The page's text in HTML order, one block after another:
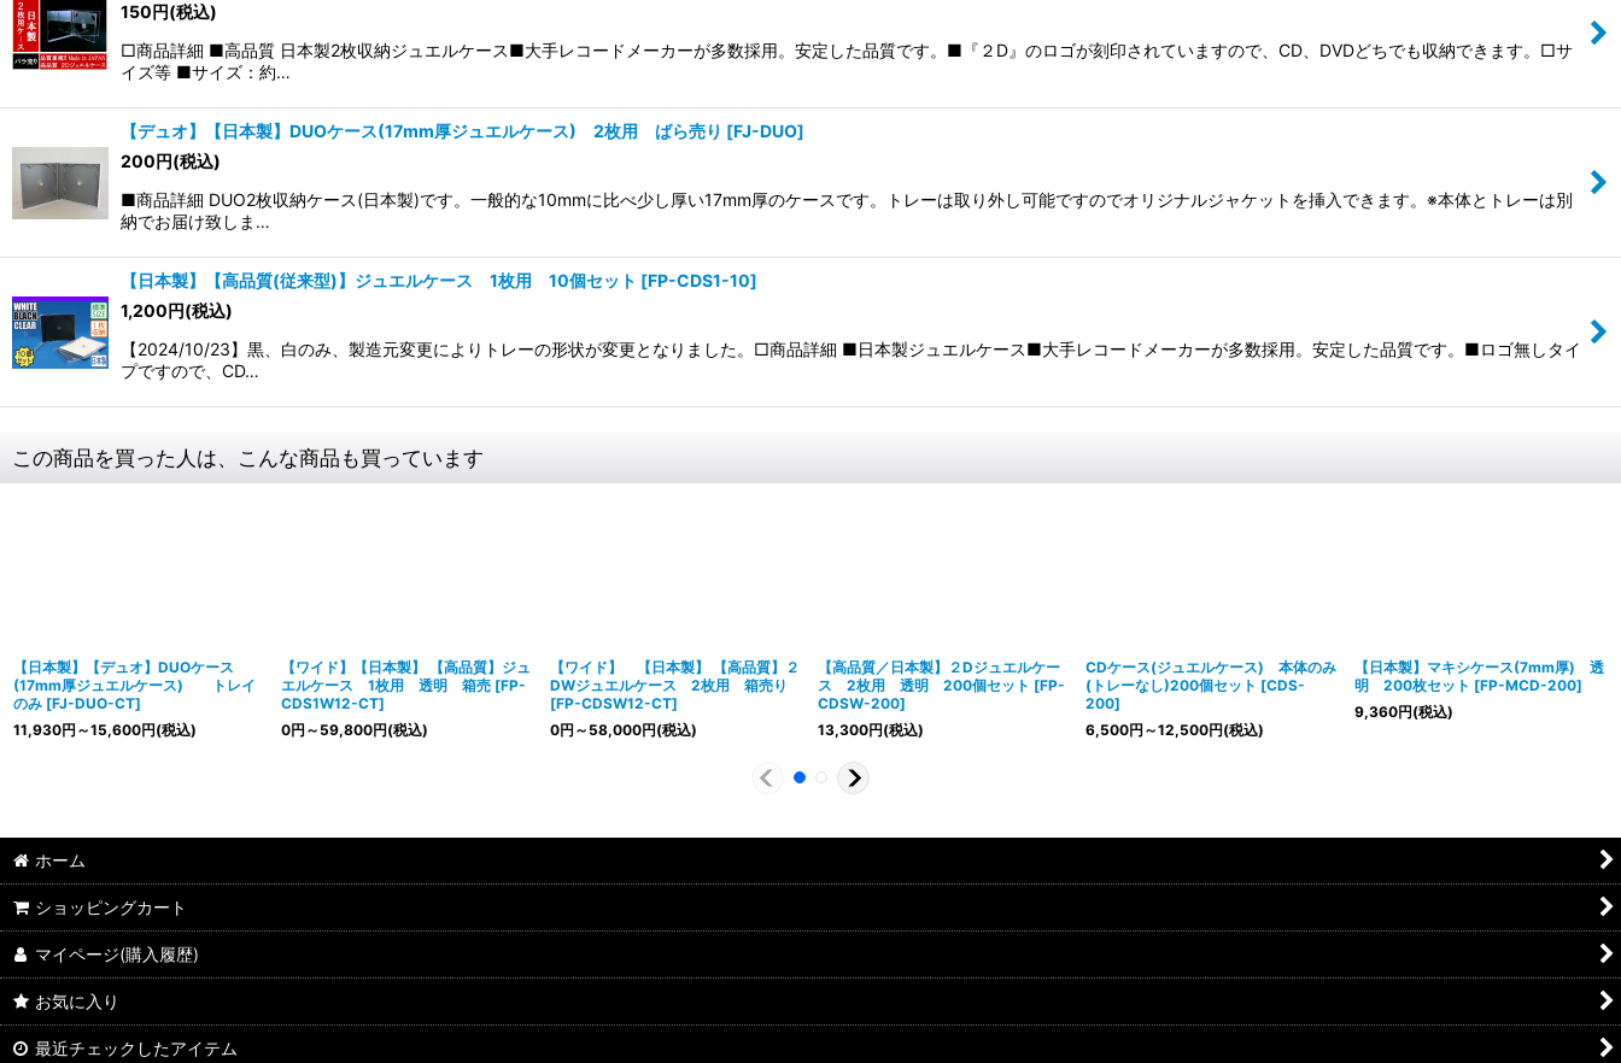
150円(税込)
□商品詳細 ■高品質 日本製2枚収納ジュエルケース■大手レコードメーカーが多数採用。安定した品質です。■『２D』のロゴが刻印されていますので、CD、DVDどちでも収納できます。□サ
イズ等 ■サイズ：約…
【デュオ】【日本製】DUOケース(17mm厚ジュエルケース) 2枚用 ばら売り [FJ-DUO]
200円(税込)
■商品詳細 DUO2枚収納ケース(日本製)です。一般的な10mmに比べ少し厚い17mm厚のケースです。トレーは取り外し可能ですのでオリジナルジャケットを挿入できます。※本体とトレーは別
納でお届け致しま…
【日本製】【高品質(従来型)】ジュエルケース 1枚用 10個セット [FP-CDS1-10]
1,200円(税込)
【2024/10/23】黒、白のみ、製造元変更によりトレーの形状が変更となりました。□商品詳細 ■日本製ジュエルケース■大手レコードメーカーが多数採用。安定した品質です。■ロゴ無しタイ
プですので、CD…
この商品を買った人は、こんな商品も買っています
【日本製】【デュオ】DUOケース
(17mm厚ジュエルケース) トレイ
のみ [FJ-DUO-CT]
11,930円 ～15,600円(税込)
【ワイド】【日本製】 【高品質】ジュ
エルケース 1枚用 透明 箱売 [FP-
CDS1W12-CT]
0円 ～59,800円(税込)
【ワイド】 【日本製】 【高品質】２
DWジュエルケース 2枚用 箱売り
[FP-CDSW12-CT]
0円 ～58,000円(税込)
【高品質／日本製】２Dジュエルケー
ス 2枚用 透明 200個セット [FP-
CDSW-200]
13,300円(税込)
CDケース(ジュエルケース) 本体のみ
(トレーなし)200個セット [CDS-
200]
6,500円 ～12,500円(税込)
【日本製】マキシケース(7mm厚) 透
明 200枚セット [FP-MCD-200]
9,360円(税込)
ホーム
ショッピングカート
マイページ(購入履歴)
お気に入り
最近チェックしたアイテム